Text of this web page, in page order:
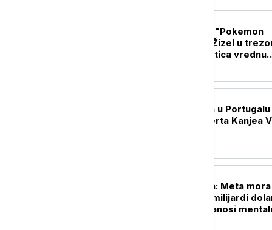
Ko je misteriozna "Pokemon
princeza": Jolina Žizel u
čuva kolekciju kartica vrednu
Ambasada Izraela u
otkazivanje koncerta Kanjea
Istorijska presuda: Meta
plati više od pola milijardi
zbog štete koju nanosi